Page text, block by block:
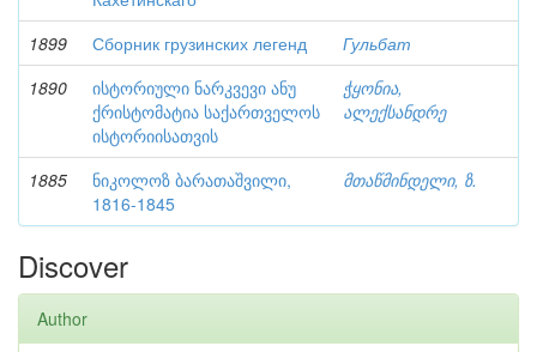
1899
Сборник грузинских легенд
Гульбат
1890
ისტორიული ნარკვევი ანუ
ქრისტომატია საქართველოს
ისტორიისათვის
ჭყონია,
ალექსანდრე
1885
ნიკოლოზ ბარათაშვილი,
1816-1845
მთაწმინდელი, ზ.
Discover
Author